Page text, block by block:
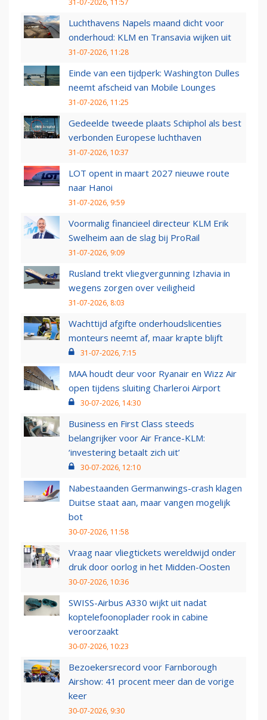
31-07-2026, 11:57
Luchthavens Napels maand dicht voor
onderhoud: KLM en Transavia wijken uit
31-07-2026, 11:28
Einde van een tijdperk: Washington Dulles
neemt afscheid van Mobile Lounges
31-07-2026, 11:25
Gedeelde tweede plaats Schiphol als best
verbonden Europese luchthaven
31-07-2026, 10:37
LOT opent in maart 2027 nieuwe route
naar Hanoi
31-07-2026, 9:59
Voormalig financieel directeur KLM Erik
Swelheim aan de slag bij ProRail
31-07-2026, 9:09
Rusland trekt vliegvergunning Izhavia in
wegens zorgen over veiligheid
31-07-2026, 8:03
Wachttijd afgifte onderhoudslicenties
monteurs neemt af, maar krapte blijft
31-07-2026, 7:15
MAA houdt deur voor Ryanair en Wizz Air
open tijdens sluiting Charleroi Airport
30-07-2026, 14:30
Business en First Class steeds
belangrijker voor Air France-KLM:
‘investering betaalt zich uit’
30-07-2026, 12:10
Nabestaanden Germanwings-crash klagen
Duitse staat aan, maar vangen mogelijk
bot
30-07-2026, 11:58
Vraag naar vliegtickets wereldwijd onder
druk door oorlog in het Midden-Oosten
30-07-2026, 10:36
SWISS-Airbus A330 wijkt uit nadat
koptelefoonoplader rook in cabine
veroorzaakt
30-07-2026, 10:23
Bezoekersrecord voor Farnborough
Airshow: 41 procent meer dan de vorige
keer
30-07-2026, 9:30